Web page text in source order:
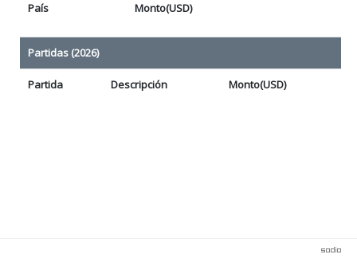
País Monto(USD)
Partidas (2026)
Partida Descripción Monto(USD)